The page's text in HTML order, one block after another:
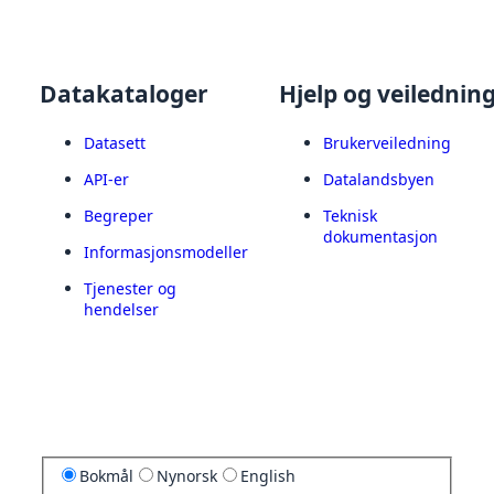
Datakataloger
Datasett
API-er
Begreper
Informasjonsmodeller
Tjenester og
hendelser
Hjelp og
Brukerveiledning
Datalandsbyen
Teknisk
dokumentasjon
Bokmål Nynorsk English